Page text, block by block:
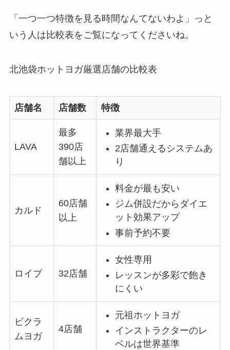
「一つ一つ特徴を見る時間なんてないわよ」っと
いう人は比較表をご覧になってくださいね。
北池袋ホットヨガ厳選店舗の比較表
店舗名 店舗数 特徴
LAVA
最多
390店
舗以上
業界最大手
2店舗通えるシステムあ
り
カルド
60店舗
以上
料金が最も安い
ジム併設だからダイエ
ット効果アップ
事前予約不要
ロイブ 32店舗
女性専用
レッスンが多彩で飽き
にくい
ビクラ
ムヨガ
4店舗
元祖ホットヨガ
インストラクターのレ
ベルは世界基準